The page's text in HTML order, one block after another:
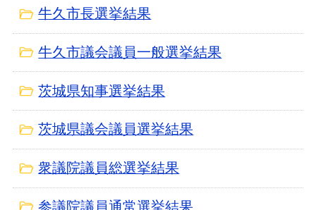
牛久市長選挙結果
牛久市議会議員一般選挙結果
茨城県知事選挙結果
茨城県議会議員選挙結果
衆議院議員総選挙結果
参議院議員通常選挙結果